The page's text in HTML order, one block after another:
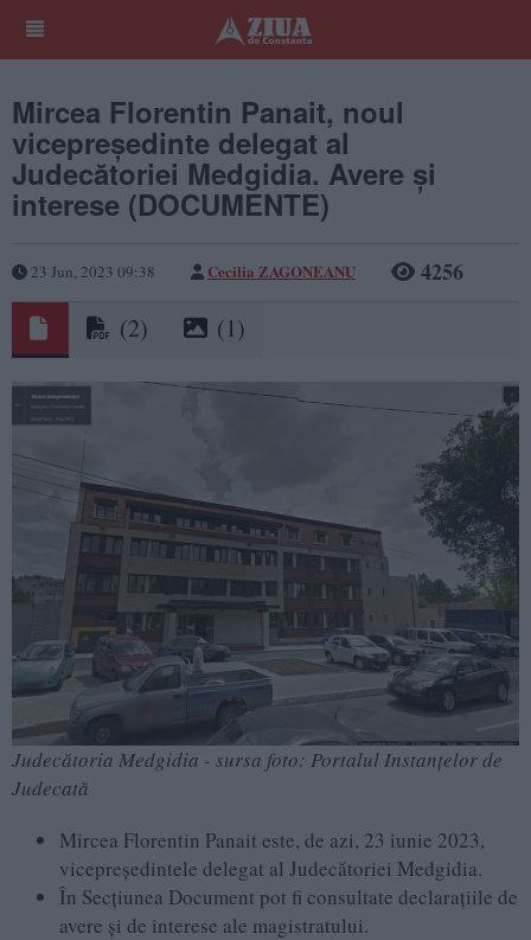
Mircea Florentin Panait, noul
vicepreședinte delegat al
Judecătoriei Medgidia. Avere și
interese (DOCUMENTE)
23 Jun, 2023 09:38 Cecilia ZAGONEANU 4256
(2) (1)
Judecătoria Medgidia - sursa foto: Portalul Instanțelor de
Judecată
Mircea Florentin Panait este, de azi, 23 iunie 2023,
vicepreședintele delegat al Judecătoriei Medgidia.
În Secțiunea Document pot fi consultate declarațiile de
avere și de interese ale magistratului.